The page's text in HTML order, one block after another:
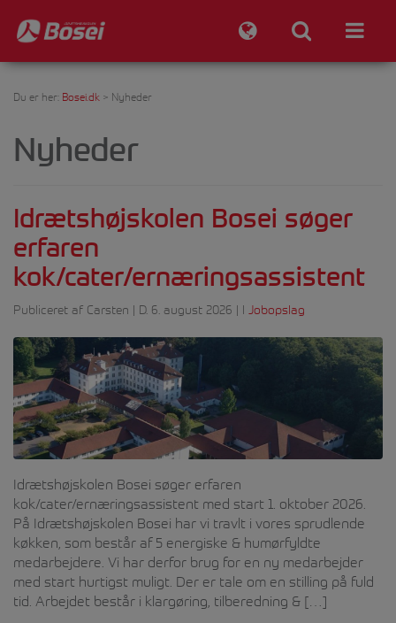
Du er her: Bosei.dk > Nyheder
Nyheder
Idrætshøjskolen Bosei søger
erfaren
kok/cater/ernæringsassistent
Publiceret af Carsten | D. 6. august 2026 | I Jobopslag
Idrætshøjskolen Bosei søger erfaren
kok/cater/ernæringsassistent med start 1. oktober 2026.
På Idrætshøjskolen Bosei har vi travlt i vores sprudlende
køkken, som består af 5 energiske & humørfyldte
medarbejdere. Vi har derfor brug for en ny medarbejder
med start hurtigst muligt. Der er tale om en stilling på fuld
tid. Arbejdet består i klargøring, tilberedning & […]